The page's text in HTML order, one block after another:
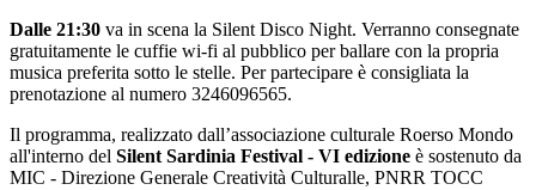
Dalle 21:30 va in scena la Silent Disco Night. Verranno consegnate
gratuitamente le cuffie wi-fi al pubblico per ballare con la propria
musica preferita sotto le stelle. Per partecipare è consigliata la
prenotazione al numero 3246096565.
Il programma, realizzato dall’associazione culturale Roerso Mondo
all'interno del Silent Sardinia Festival - VI edizione è sostenuto da
MIC - Direzione Generale Creatività Culturalle, PNRR TOCC